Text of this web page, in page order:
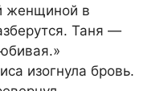
женщиной в
Таня —
изогнула бровь.